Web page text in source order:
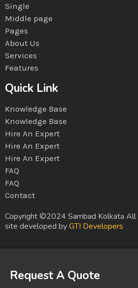
Single
Middle page
Pages
About Us
Services
Features
Quick Link
Knowledge Base
Knowledge Base
Hire An Expert
Hire An Expert
Hire An Expert
FAQ
FAQ
Contact
Copyright ©2024 Sambad Kolkata All
site developed byGTI Developers
Request A Quote